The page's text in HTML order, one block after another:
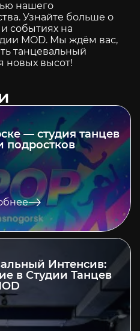
нашего
Узнайте больше о
событиях на
MOD. Мы ждём вас,
танцевальный
новых высот!
— студия танцев
подростков
Интенсив:
в Студии Танцев